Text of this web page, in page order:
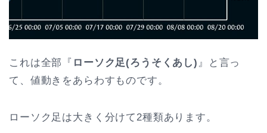
これは全部『 ローソク足(ろうそくあし) 』と言っ
て、値動きをあらわすものです。
ローソク足は大きく分けて2種類あります。